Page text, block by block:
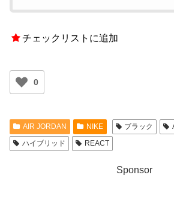
チェックリストに追加
0
AIR JORDAN NIKE ブラック
ハイブリッド
REACT
Sponsor